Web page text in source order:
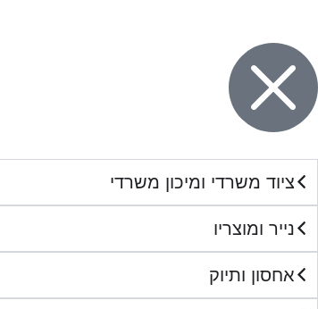
ציוד משרדי ומיכון משרדי
נייר ומוצריו
אחסון ותיוק